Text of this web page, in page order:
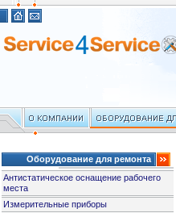
Оборудование для ремонта
Антистатическое оснащение рабочего
места
Измерительные приборы